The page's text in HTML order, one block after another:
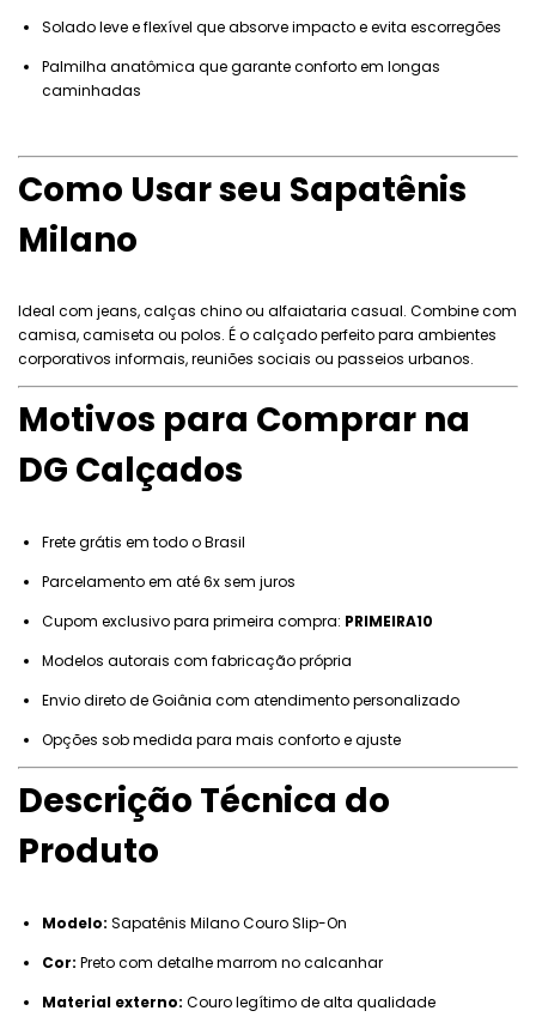
Solado leve e flexível que absorve impacto e evita escorregões
Palmilha anatômica que garante conforto em longas
caminhadas
Como Usar seu Sapatênis
Milano
Ideal com jeans, calças chino ou alfaiataria casual. Combine com
camisa, camiseta ou polos. É o calçado perfeito para ambientes
corporativos informais, reuniões sociais ou passeios urbanos.
Motivos para Comprar na
DG Calçados
Frete grátis em todo o Brasil
Parcelamento em até 6x sem juros
Cupom exclusivo para primeira compra: PRIMEIRA10
Modelos autorais com fabricação própria
Envio direto de Goiânia com atendimento personalizado
Opções sob medida para mais conforto e ajuste
Descrição Técnica do
Produto
Modelo: Sapatênis Milano Couro Slip-On
Cor: Preto com detalhe marrom no calcanhar
Material externo: Couro legítimo de alta qualidade